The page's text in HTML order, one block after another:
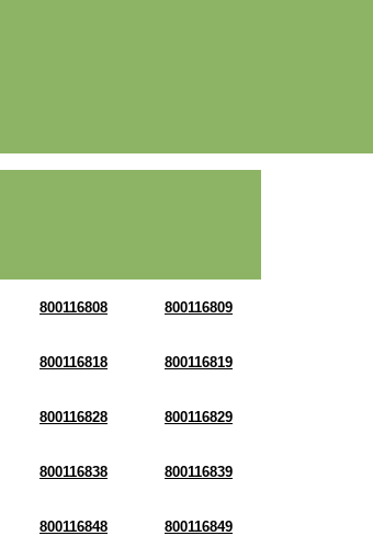
800116808 800116809
800116818 800116819
800116828 800116829
800116838 800116839
800116848 800116849